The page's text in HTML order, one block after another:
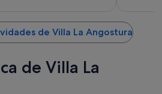
de Villa La Angostura
de Villa La